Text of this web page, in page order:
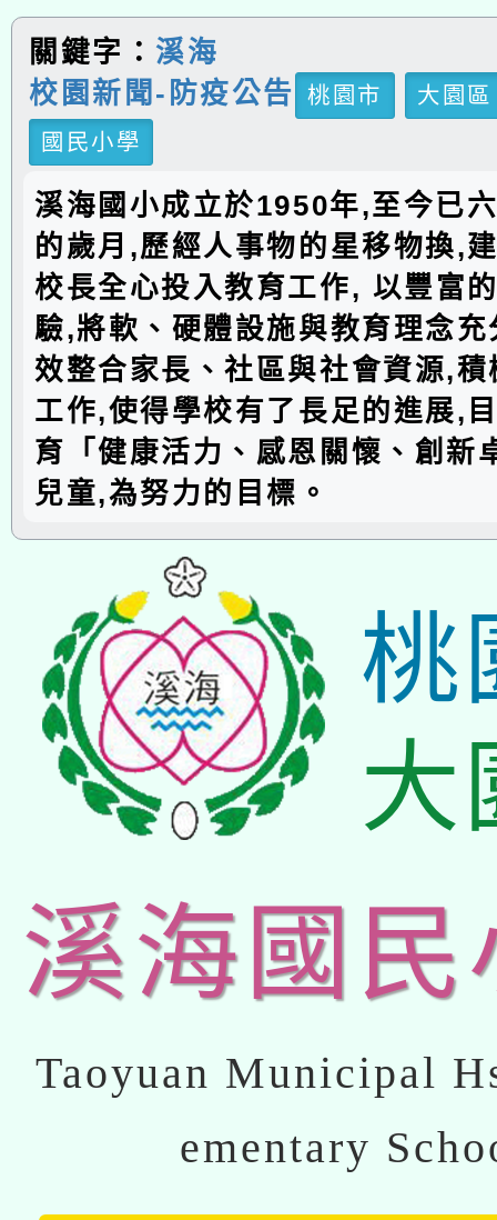
關鍵字： 溪海
校園新聞-防疫公告
桃園市
大園區
國民小學
溪海國小成立於1950年,至今已
的歲月,歷經人事物的星移物換,
校長全心投入教育工作, 以豐富
驗,將軟、硬體設施與教育理念
效整合家長、社區與社會資源,
工作,使得學校有了長足的進展,
育「健康活力、感恩關懷、創新
兒童,為努力的目標。
桃
大
溪海國民
Taoyuan Municipal
ementary